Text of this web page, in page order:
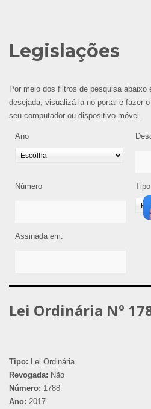
Legislações
Por meio dos filtros de pesquisa
desejada, visualizá-la no portal e fazer
seu computador ou dispositivo móvel.
Ano
Número
Assinada em:
Lei Ordinária Nº
Tipo: Lei Ordinária
Revogada: Não
Número: 1788
Ano: 2017